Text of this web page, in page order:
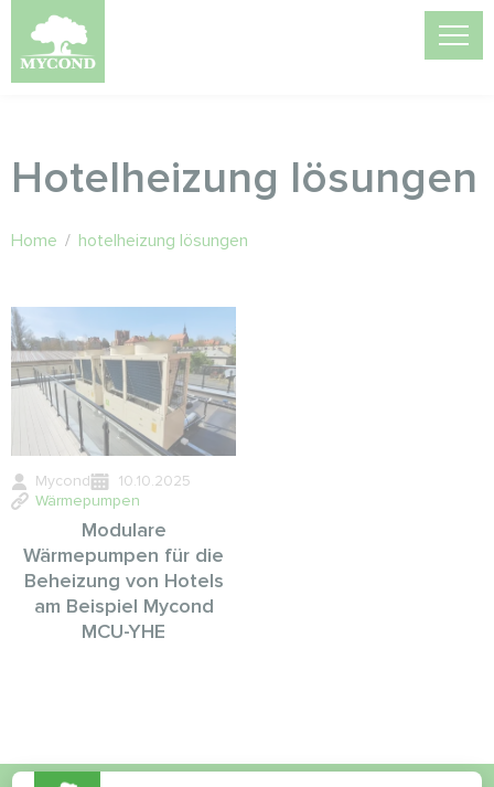
Hotelheizung lösungen
Home / hotelheizung lösungen
Mycond
10.10.2025
Wärmepumpen
Modulare
Wärmepumpen für die
Beheizung von Hotels
am Beispiel Mycond
MCU-YHE